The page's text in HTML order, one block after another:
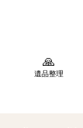
🙏
遺品整理